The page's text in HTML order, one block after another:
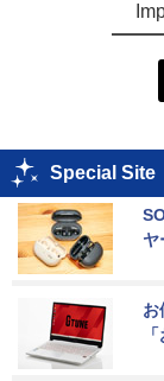
Special Site
ヤ
お